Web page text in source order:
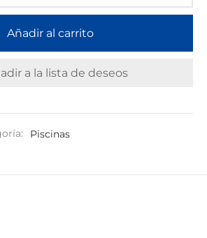
Añadir al carrito
a la lista de deseos
Piscinas